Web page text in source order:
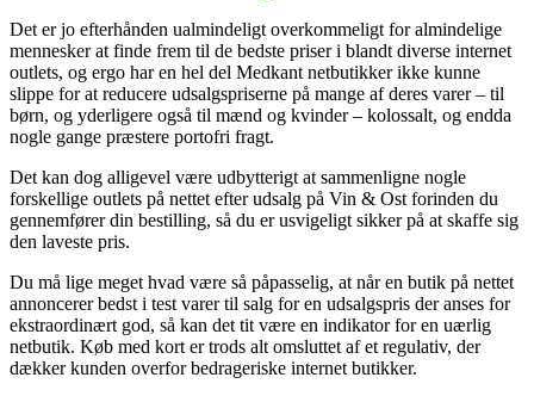
Det er jo efterhånden ualmindeligt overkommeligt for almindelige
mennesker at finde frem til de bedste priser i blandt diverse internet
outlets, og ergo har en hel del Medkant netbutikker ikke kunne
slippe for at reducere udsalgspriserne på mange af deres varer – til
børn, og yderligere også til mænd og kvinder – kolossalt, og endda
nogle gange præstere portofri fragt.
Det kan dog alligevel være udbytterigt at sammenligne nogle
forskellige outlets på nettet efter udsalg på Vin & Ost forinden du
gennemfører din bestilling, så du er usvigeligt sikker på at skaffe sig
den laveste pris.
Du må lige meget hvad være så påpasselig, at når en butik på nettet
annoncerer bedst i test varer til salg for en udsalgspris der anses for
ekstraordinært god, så kan det tit være en indikator for en uærlig
netbutik. Køb med kort er trods alt omsluttet af et regulativ, der
dækker kunden overfor bedrageriske internet butikker.